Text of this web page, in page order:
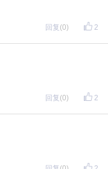
机会获得更多红
可领取红包！
下方参与方式
2
回复 (0)
2
回复 (0)